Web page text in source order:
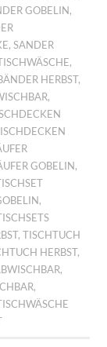
GOBELIN,
,SANDER
,
HERBST,
,
GOBELIN,
,
,TISCHTUCH
HERBST,
,
,